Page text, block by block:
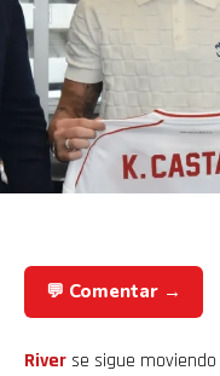
💬 Comentar →
Riverse sigue